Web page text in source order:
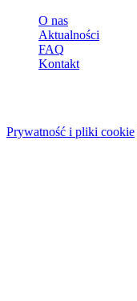
O nas
Aktualności
FAQ
Kontakt
Prywatność i pliki cookie